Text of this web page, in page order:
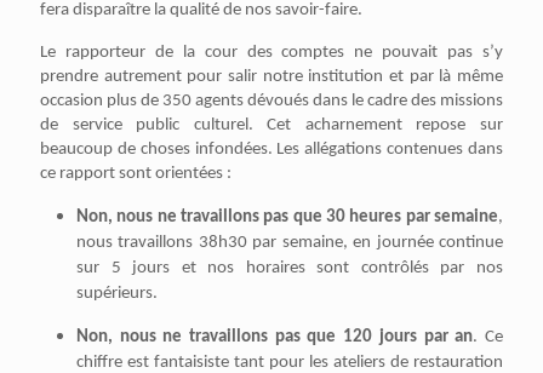
fera disparaître la qualité de nos savoir-faire.
Le rapporteur de la cour des comptes ne pouvait pas s’y
prendre autrement pour salir notre institution et par là même
occasion plus de 350 agents dévoués dans le cadre des missions
de service public culturel. Cet acharnement repose sur
beaucoup de choses infondées. Les allégations contenues dans
ce rapport sont orientées :
Non, nous ne travaillons pas que 30 heures par semaine,
nous travaillons 38h30 par semaine, en journée continue
sur 5 jours et nos horaires sont contrôlés par nos
supérieurs.
Non, nous ne travaillons pas que 120 jours par an. Ce
chiffre est fantaisiste tant pour les ateliers de restauration